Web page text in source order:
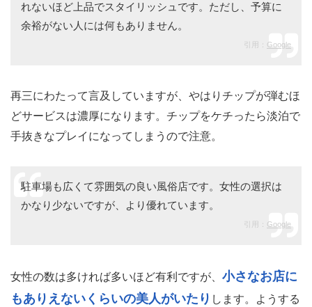
れないほど上品でスタイリッシュです。ただし、予算に
余裕がない人には何もありません。
引用： Google
再三にわたって言及していますが、やはりチップが弾むほ
どサービスは濃厚になります。チップをケチったら淡泊で
手抜きなプレイになってしまうので注意。
駐車場も広くて雰囲気の良い風俗店です。女性の選択は
かなり少ないですが、より優れています。
引用： Google
女性の数は多ければ多いほど有利ですが、 小さなお店に
もありえないくらいの美人がいたり します。ようする